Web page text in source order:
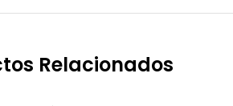
Relacionados